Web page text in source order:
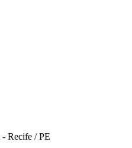
- Recife /PE